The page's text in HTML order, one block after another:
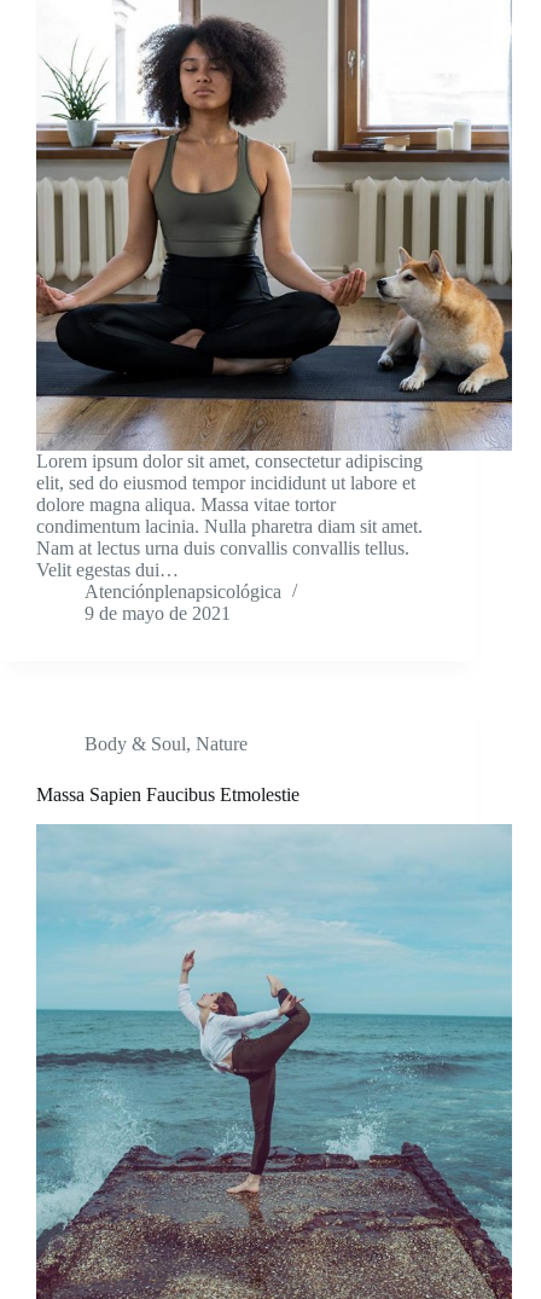
Lorem ipsum dolor sit amet, consectetur adipiscing
elit, sed do eiusmod tempor incididunt ut labore et
dolore magna aliqua. Massa vitae tortor
condimentum lacinia. Nulla pharetra diam sit amet.
Nam at lectus urna duis convallis convallis tellus.
Velit egestas dui…
Atenciónplenapsicológica
9 de mayo de 2021
Body & Soul, Nature
Massa Sapien Faucibus Etmolestie